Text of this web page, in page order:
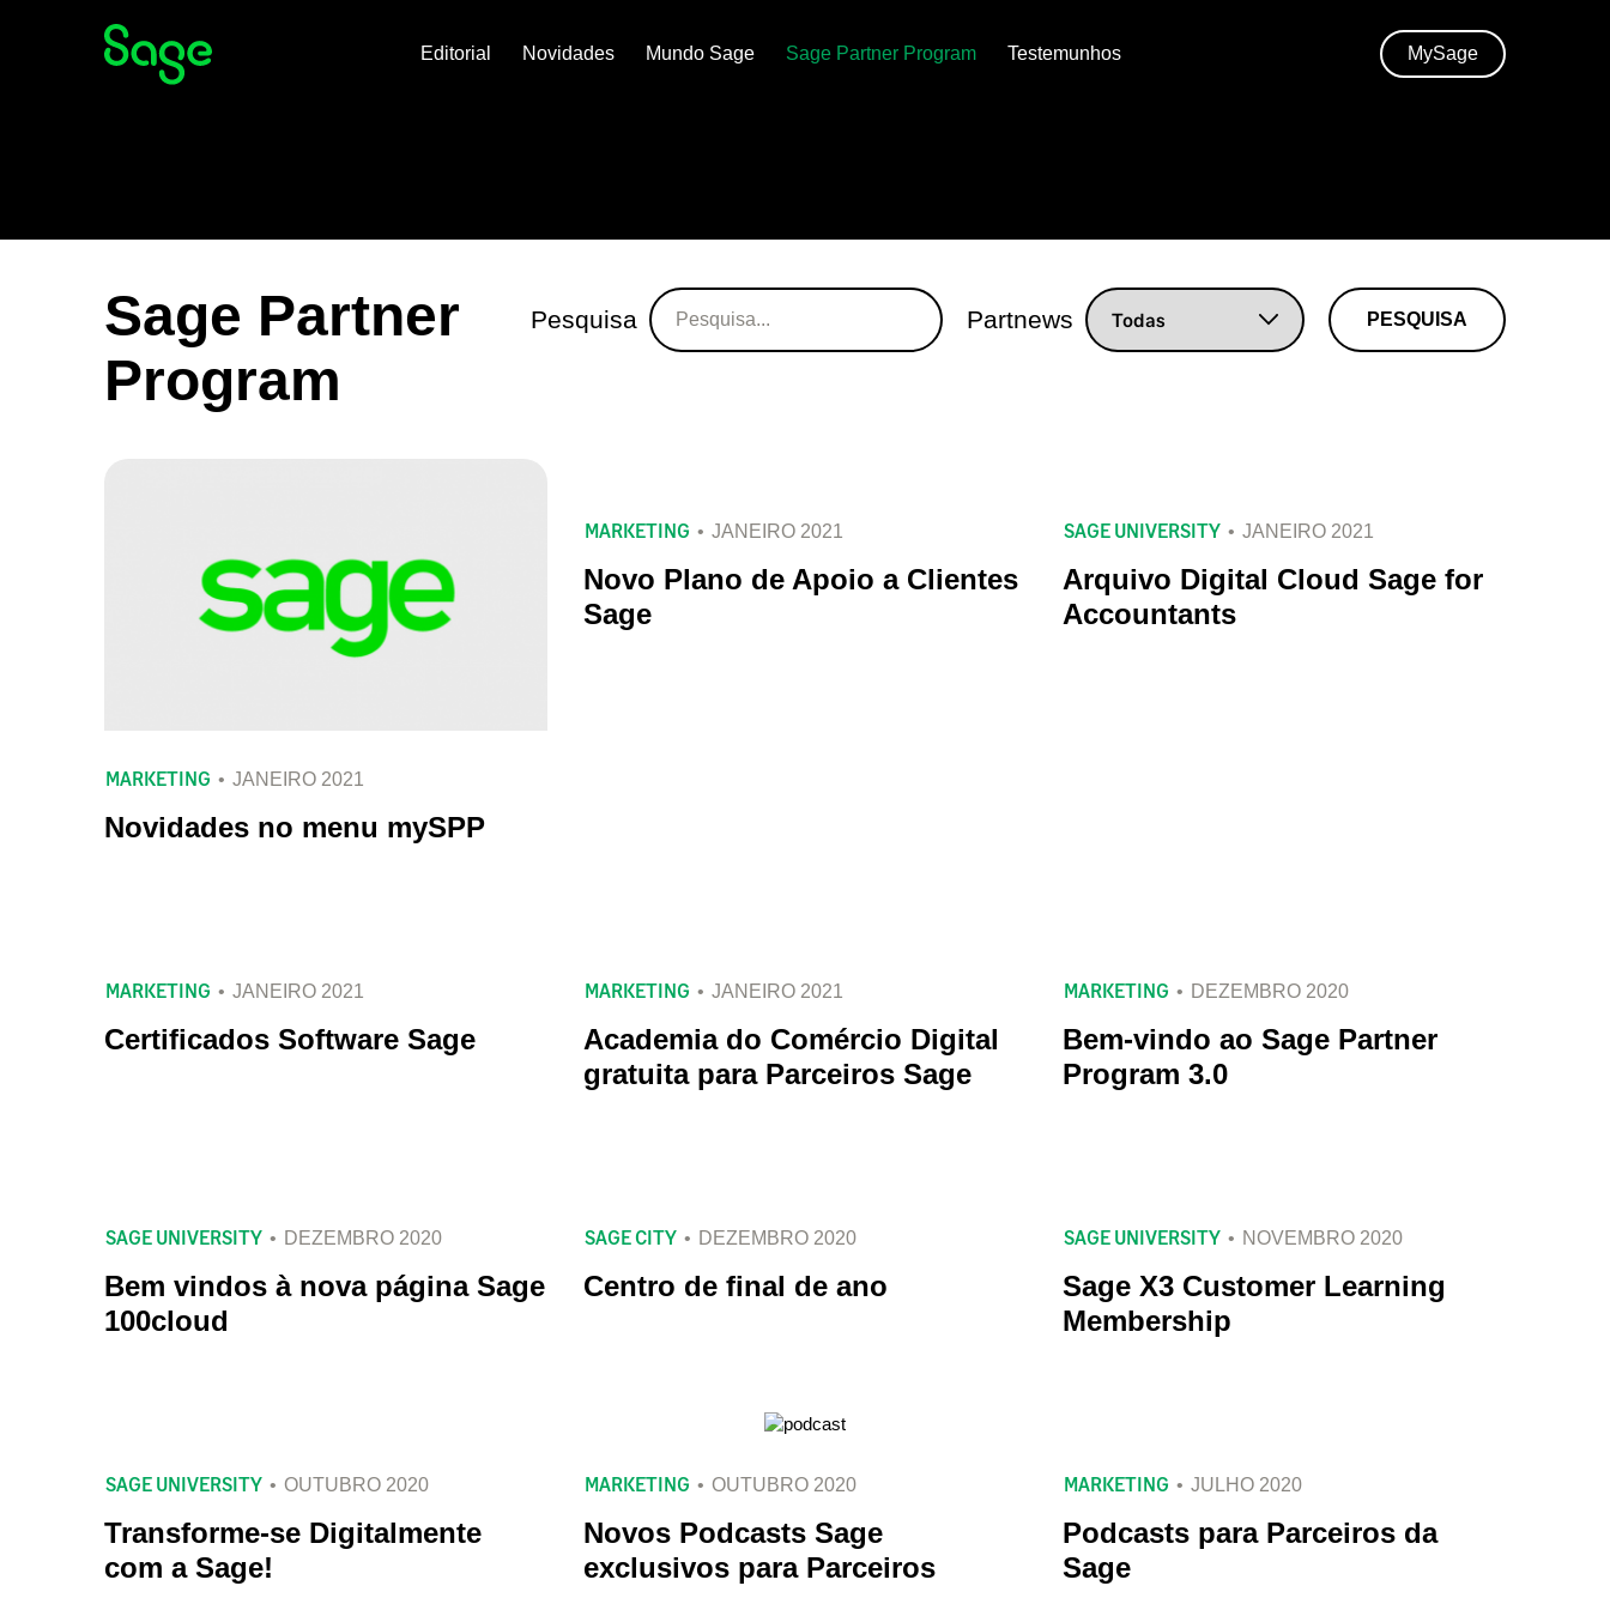
Editorial Novidades Mundo Sage Sage Partner Program Testemunhos MySage
Sage Partner
Program
Pesquisa Partnews
MARKETING JANEIRO 2021
Novidades no menu mySPP
MARKETING JANEIRO 2021
Novo Plano de Apoio a Clientes
Sage
SAGE UNIVERSITY JANEIRO 2021
Arquivo Digital Cloud Sage for
Accountants
MARKETING JANEIRO 2021
Certificados Software Sage
MARKETING JANEIRO 2021
Academia do Comércio Digital
gratuita para Parceiros Sage
MARKETING DEZEMBRO 2020
Bem-vindo ao Sage Partner
Program 3.0
SAGE UNIVERSITY DEZEMBRO 2020
Bem vindos à nova página Sage
100cloud
SAGE CITY DEZEMBRO 2020
Centro de final de ano
SAGE UNIVERSITY NOVEMBRO 2020
Sage X3 Customer Learning
Membership
SAGE UNIVERSITY OUTUBRO 2020
Transforme-se Digitalmente
com a Sage!
MARKETING OUTUBRO 2020
Novos Podcasts Sage
exclusivos para Parceiros
MARKETING JULHO 2020
Podcasts para Parceiros da
Sage